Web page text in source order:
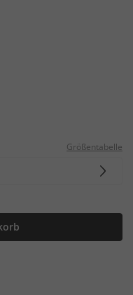
Größentabelle